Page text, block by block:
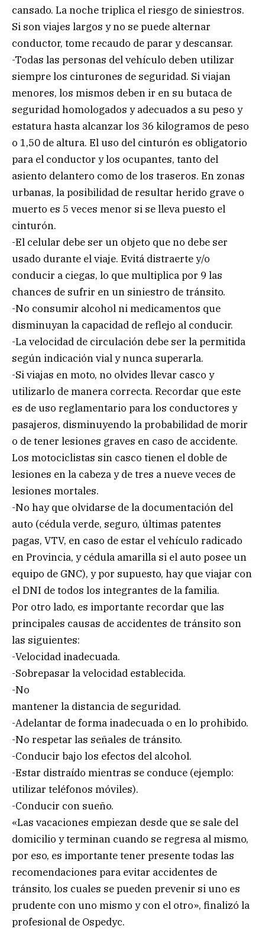
cansado. La noche triplica el riesgo de siniestros.
Si son viajes largos y no se puede alternar
conductor, tome recaudo de parar y descansar.
-Todas las personas del vehículo deben utilizar
siempre los cinturones de seguridad. Si viajan
menores, los mismos deben ir en su butaca de
seguridad homologados y adecuados a su peso y
estatura hasta alcanzar los 36 kilogramos de peso
o 1,50 de altura. El uso del cinturón es obligatorio
para el conductor y los ocupantes, tanto del
asiento delantero como de los traseros. En zonas
urbanas, la posibilidad de resultar herido grave o
muerto es 5 veces menor si se lleva puesto el
cinturón.
-El celular debe ser un objeto que no debe ser
usado durante el viaje. Evitá distraerte y/o
conducir a ciegas, lo que multiplica por 9 las
chances de sufrir en un siniestro de tránsito.
-No consumir alcohol ni medicamentos que
disminuyan la capacidad de reflejo al conducir.
-La velocidad de circulación debe ser la permitida
según indicación vial y nunca superarla.
-Si viajas en moto, no olvides llevar casco y
utilizarlo de manera correcta. Recordar que este
es de uso reglamentario para los conductores y
pasajeros, disminuyendo la probabilidad de morir
o de tener lesiones graves en caso de accidente.
Los motociclistas sin casco tienen el doble de
lesiones en la cabeza y de tres a nueve veces de
lesiones mortales.
-No hay que olvidarse de la documentación del
auto (cédula verde, seguro, últimas patentes
pagas, VTV, en caso de estar el vehículo radicado
en Provincia, y cédula amarilla si el auto posee un
equipo de GNC), y por supuesto, hay que viajar con
el DNI de todos los integrantes de la familia.
Por otro lado, es importante recordar que las
principales causas de accidentes de tránsito son
las siguientes:
-Velocidad inadecuada.
-Sobrepasar la velocidad establecida.
-No
mantener la distancia de seguridad.
-Adelantar de forma inadecuada o en lo prohibido.
-No respetar las señales de tránsito.
-Conducir bajo los efectos del alcohol.
-Estar distraído mientras se conduce (ejemplo:
utilizar teléfonos móviles).
-Conducir con sueño.
«Las vacaciones empiezan desde que se sale del
domicilio y terminan cuando se regresa al mismo,
por eso, es importante tener presente todas las
recomendaciones para evitar accidentes de
tránsito, los cuales se pueden prevenir si uno es
prudente con uno mismo y con el otro», finalizó la
profesional de Ospedyc.